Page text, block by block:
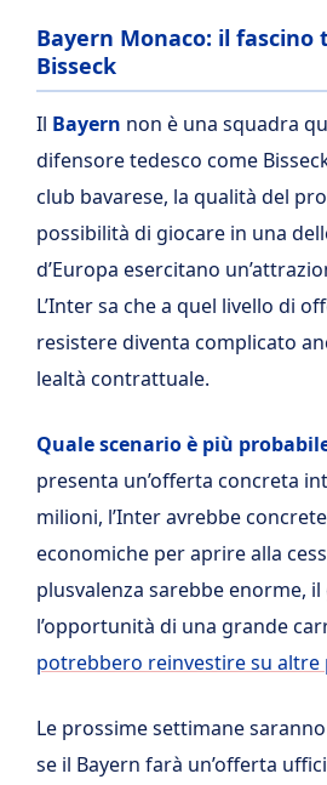
Bayern Monaco: il fascino
Bisseck
Il Bayern non è una squadra
difensore tedesco come
club bavarese, la qualità del
possibilità di giocare in una
d’Europa esercitano
L’Inter sa che a quel livello di
resistere diventa complicato
lealtà contrattuale.
Quale scenario è più
presenta un’offerta concreta
milioni, l’Inter avrebbe
economiche per aprire alla
plusvalenza sarebbe enorme,
l’opportunità di una grande
potrebbero reinvestire su
Le prossime settimane
se il Bayern farà un’offerta